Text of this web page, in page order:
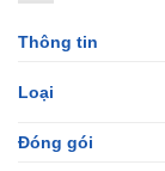
Thông tin
Loại
Đóng gói